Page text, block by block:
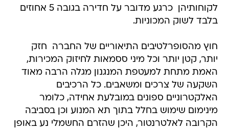
לקוחותיהן  כרגע מדובר על חדירה בגובה 5 אחוזים
בלבד לשוק המכוניות.
חוץ מהסופרלטיבים התיאוריים של החברה  חזק
יותר, קטן יותר וכל מיני ססמאות לחיזוק המכירות,
האמת מתחת למעטפת המנגנון מגלה הרבה מאוד
השקעה של צרכים ומשאבים. כל הרכיבים
האלקטרוניים ספונים במובלעת אחידה, כלומר
מינימום שימוש בחלל בתוך תא המנוע וכן בסביבה
הקרובה לאלטרנטור, היכן שהזרם החשמלי נע באופן